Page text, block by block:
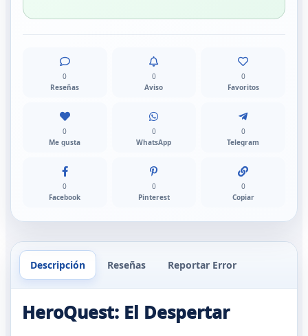
0
Reseñas
0
Aviso
0
Favoritos
0
Me gusta
0
WhatsApp
0
Telegram
0
Facebook
0
Pinterest
0
Copiar
Descripción Reseñas Reportar Error
HeroQuest: El Despertar